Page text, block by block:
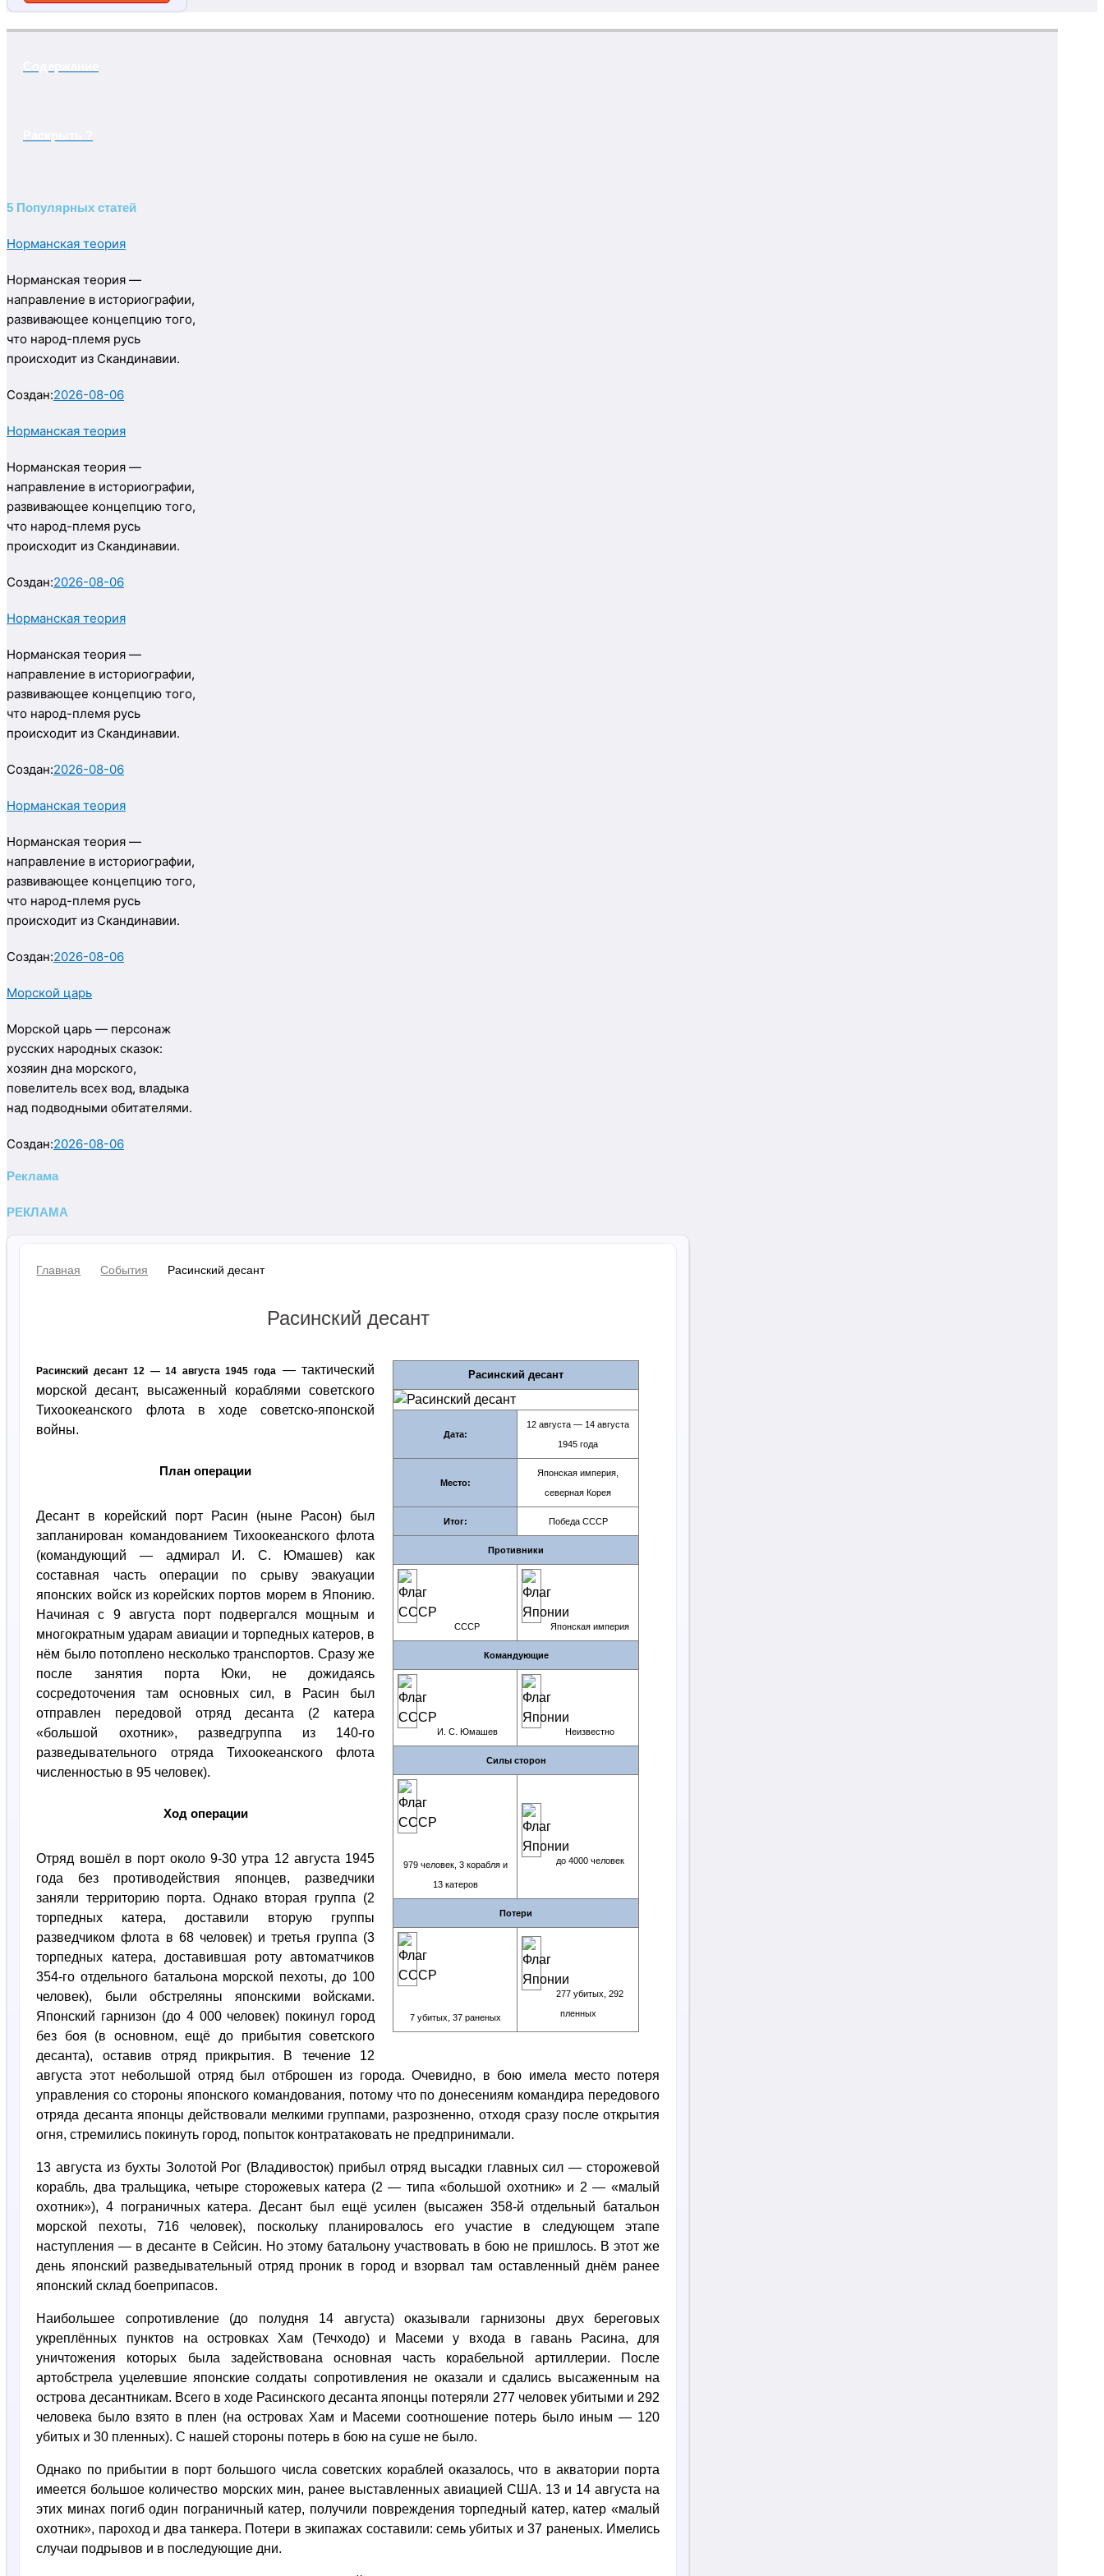
5 Популярных статей
Норманская теория
Норманская теория —
направление в историографии,
развивающее концепцию того,
что народ-племя русь
происходит из Скандинавии.
Создан:2026-08-06
Норманская теория
Норманская теория —
направление в историографии,
развивающее концепцию того,
что народ-племя русь
происходит из Скандинавии.
Создан:2026-08-06
Норманская теория
Норманская теория —
направление в историографии,
развивающее концепцию того,
что народ-племя русь
происходит из Скандинавии.
Создан:2026-08-06
Норманская теория
Норманская теория —
направление в историографии,
развивающее концепцию того,
что народ-племя русь
происходит из Скандинавии.
Создан:2026-08-06
Морской царь
Морской царь — персонаж
русских народных сказок:
хозяин дна морского,
повелитель всех вод, владыка
над подводными обитателями.
Создан:2026-08-06
Реклама
РЕКЛАМА
Главная События Расинский десант
Расинский десант
Расинский десант
Дата:
12 августа — 14 августа
1945 года
Место:
Японская империя,
северная Корея
Итог: Победа СССР
Противники
СССР Японская империя
Командующие
И. С. Юмашев Неизвестно
Силы сторон
979 человек, 3 корабля и
13 катеров
до 4000 человек
Потери
7 убитых, 37 раненых
277 убитых, 292
пленных
Расинский десант 12 — 14 августа 1945 года — тактический
морской десант, высаженный кораблями советского
Тихоокеанского флота в ходе советско-японской
войны.
План операции
Десант в корейский порт Расин (ныне Расон) был
запланирован командованием Тихоокеанского флота
(командующий — адмирал И. С. Юмашев) как
составная часть операции по срыву эвакуации
японских войск из корейских портов морем в Японию.
Начиная с 9 августа порт подвергался мощным и
многократным ударам авиации и торпедных катеров, в
нём было потоплено несколько транспортов. Сразу же
после занятия порта Юки, не дожидаясь
сосредоточения там основных сил, в Расин был
отправлен передовой отряд десанта (2 катера
«большой охотник», разведгруппа из 140-го
разведывательного отряда Тихоокеанского флота
численностью в 95 человек).
Ход операции
Отряд вошёл в порт около 9-30 утра 12 августа 1945
года без противодействия японцев, разведчики
заняли территорию порта. Однако вторая группа (2
торпедных катера, доставили вторую группы
разведчиком флота в 68 человек) и третья группа (3
торпедных катера, доставившая роту автоматчиков
354-го отдельного батальона морской пехоты, до 100
человек), были обстреляны японскими войсками.
Японский гарнизон (до 4 000 человек) покинул город
без боя (в основном, ещё до прибытия советского
десанта), оставив отряд прикрытия. В течение 12
августа этот небольшой отряд был отброшен из города. Очевидно, в бою имела место потеря
управления со стороны японского командования, потому что по донесениям командира передового
отряда десанта японцы действовали мелкими группами, разрозненно, отходя сразу после открытия
огня, стремились покинуть город, попыток контратаковать не предпринимали.
13 августа из бухты Золотой Рог (Владивосток) прибыл отряд высадки главных сил — сторожевой
корабль, два тральщика, четыре сторожевых катера (2 — типа «большой охотник» и 2 — «малый
охотник»), 4 пограничных катера. Десант был ещё усилен (высажен 358-й отдельный батальон
морской пехоты, 716 человек), поскольку планировалось его участие в следующем этапе
наступления — в десанте в Сейсин. Но этому батальону участвовать в бою не пришлось. В этот же
день японский разведывательный отряд проник в город и взорвал там оставленный днём ранее
японский склад боеприпасов.
Наибольшее сопротивление (до полудня 14 августа) оказывали гарнизоны двух береговых
укреплённых пунктов на островках Хам (Течходо) и Масеми у входа в гавань Расина, для
уничтожения которых была задействована основная часть корабельной артиллерии. После
артобстрела уцелевшие японские солдаты сопротивления не оказали и сдались высаженным на
острова десантникам. Всего в ходе Расинского десанта японцы потеряли 277 человек убитыми и 292
человека было взято в плен (на островах Хам и Масеми соотношение потерь было иным — 120
убитых и 30 пленных). С нашей стороны потерь в бою на суше не было.
Однако по прибытии в порт большого числа советских кораблей оказалось, что в акватории порта
имеется большое количество морских мин, ранее выставленных авиацией США. 13 и 14 августа на
этих минах погиб один пограничный катер, получили повреждения торпедный катер, катер «малый
охотник», пароход и два танкера. Потери в экипажах составили: семь убитых и 37 раненых. Имелись
случаи подрывов и в последующие дни.